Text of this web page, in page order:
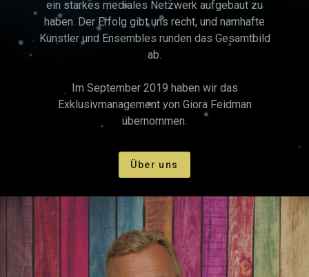
ein starkes mediales Netzwerk aufgebaut zu
haben. Der Erfolg gibt uns recht, und namhafte
Künstler und Ensembles runden das Gesamtbild
ab.
Im September 2019 haben wir das
Exklusivmanagement von Giora Feidman
übernommen.
Über uns